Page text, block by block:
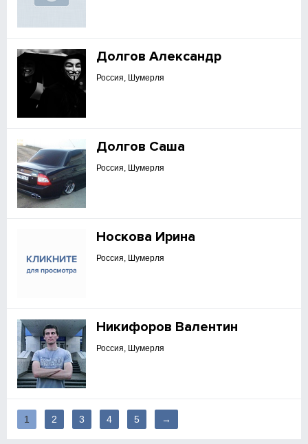
Долгов Александр
Россия, Шумерля
Долгов Саша
Россия, Шумерля
Носкова Ирина
Россия, Шумерля
Никифоров Валентин
Россия, Шумерля
1 2 3 4 5 →